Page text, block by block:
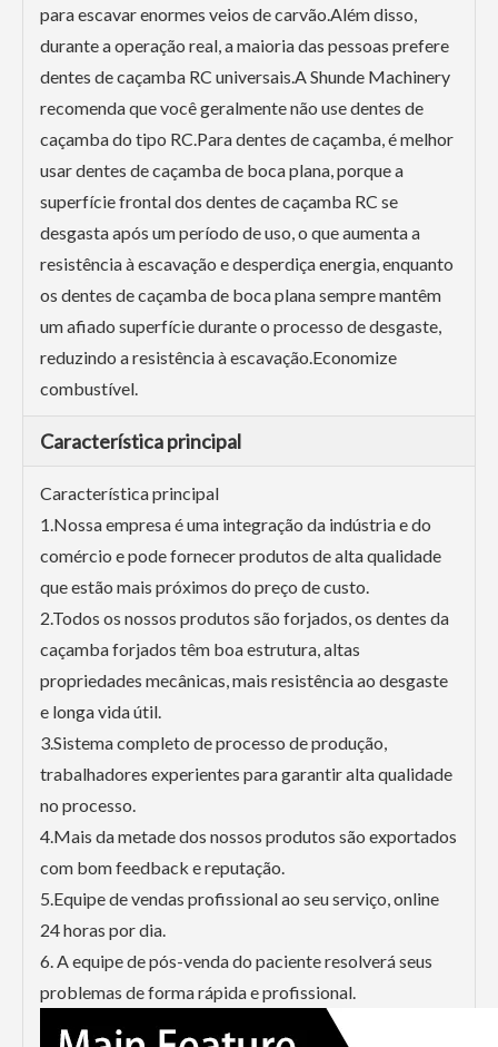
para escavar enormes veios de carvão.Além disso,
durante a operação real, a maioria das pessoas prefere
dentes de caçamba RC universais.A Shunde Machinery
recomenda que você geralmente não use dentes de
caçamba do tipo RC.Para dentes de caçamba, é melhor
usar dentes de caçamba de boca plana, porque a
superfície frontal dos dentes de caçamba RC se
desgasta após um período de uso, o que aumenta a
resistência à escavação e desperdiça energia, enquanto
os dentes de caçamba de boca plana sempre mantêm
um afiado superfície durante o processo de desgaste,
reduzindo a resistência à escavação.Economize
combustível.
Característica principal
Característica principal
1.Nossa empresa é uma integração da indústria e do
comércio e pode fornecer produtos de alta qualidade
que estão mais próximos do preço de custo.
2.Todos os nossos produtos são forjados, os dentes da
caçamba forjados têm boa estrutura, altas
propriedades mecânicas, mais resistência ao desgaste
e longa vida útil.
3.Sistema completo de processo de produção,
trabalhadores experientes para garantir alta qualidade
no processo.
4.Mais da metade dos nossos produtos são exportados
com bom feedback e reputação.
5.Equipe de vendas profissional ao seu serviço, online
24 horas por dia.
6. A equipe de pós-venda do paciente resolverá seus
problemas de forma rápida e profissional.